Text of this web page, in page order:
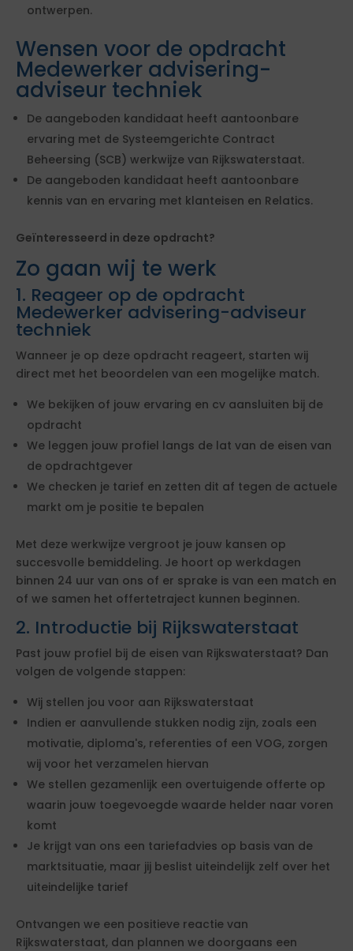
ontwerpen.
Wensen voor de opdracht
Medewerker advisering-
adviseur techniek
De aangeboden kandidaat heeft aantoonbare
ervaring met de Systeemgerichte Contract
Beheersing (SCB) werkwijze van Rijkswaterstaat.
De aangeboden kandidaat heeft aantoonbare
kennis van en ervaring met klanteisen en Relatics.
Geïnteresseerd in deze opdracht?
Zo gaan wij te werk
1. Reageer op de opdracht
Medewerker advisering-adviseur
techniek
Wanneer je op deze opdracht reageert, starten wij
direct met het beoordelen van een mogelijke match.
We bekijken of jouw ervaring en cv aansluiten bij de
opdracht
We leggen jouw profiel langs de lat van de eisen van
de opdrachtgever
We checken je tarief en zetten dit af tegen de actuele
markt om je positie te bepalen
Met deze werkwijze vergroot je jouw kansen op
succesvolle bemiddeling. Je hoort op werkdagen
binnen 24 uur van ons of er sprake is van een match en
of we samen het offertetraject kunnen beginnen.
2. Introductie bij Rijkswaterstaat
Past jouw profiel bij de eisen van Rijkswaterstaat? Dan
volgen de volgende stappen:
Wij stellen jou voor aan Rijkswaterstaat
Indien er aanvullende stukken nodig zijn, zoals een
motivatie, diploma's, referenties of een VOG, zorgen
wij voor het verzamelen hiervan
We stellen gezamenlijk een overtuigende offerte op
waarin jouw toegevoegde waarde helder naar voren
komt
Je krijgt van ons een tariefadvies op basis van de
marktsituatie, maar jij beslist uiteindelijk zelf over het
uiteindelijke tarief
Ontvangen we een positieve reactie van
Rijkswaterstaat, dan plannen we doorgaans een